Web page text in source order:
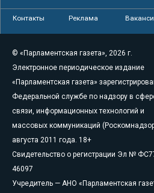
Контакты Реклама
© «Парламентская газета», 2026 г.
Электронное периодическое издание
«Парламентская газета»
Федеральной службе по надзору в
связи, информационных технологий и
массовых коммуникаций
августа 2011 года. 18+
Свидетельство о регистрации Эл №
46097
Учредитель — АНО «Парламентская